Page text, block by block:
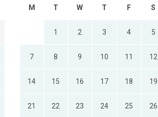
M T W T F S
1 2 3 4 5
7 8 9 10 11 12
14 15 16 17 18 19
21 22 23 24 25 26